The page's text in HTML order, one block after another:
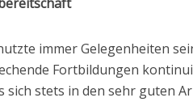
immer Gelegenheiten
Fortbildungen
sich stets in den sehr guten